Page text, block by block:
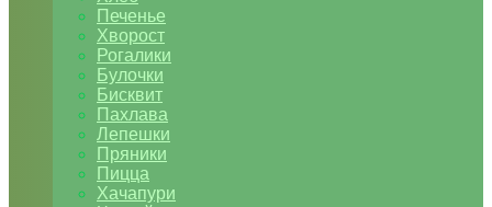
Печенье
Хворост
Рогалики
Булочки
Бисквит
Пахлава
Лепешки
Пряники
Пицца
Хачапури